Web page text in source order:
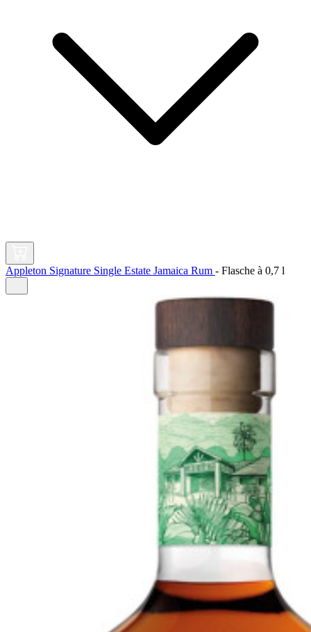
Appleton Signature Single Estate Jamaica Rum - Flasche à 0,7 l